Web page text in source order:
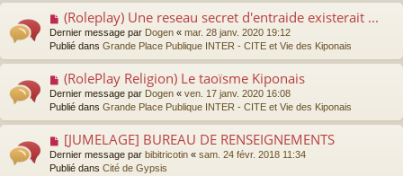
s
s
a
e
a
u
m
e
s
s
a
e
N
u
a
u
m
e
s
s
a
(Roleplay) Une reseau secret d'entraide existerait ...
Dernier message par Dogen « mar. 28 janv. 2020 19:12
Publié dans Grande Place Publique INTER - CITE et Vie des Kiponais
N
u
u
m
(RolePlay Religion) Le taoïsme Kiponais
Dernier message par Dogen « ven. 17 janv. 2020 16:08
Publié dans Grande Place Publique INTER - CITE et Vie des Kiponais
N
o
u
[JUMELAGE] BUREAU DE RENSEIGNEMENTS
Dernier message par bibitricotin « sam. 24 févr. 2018 11:34
Publié dans Cité de Gypsis